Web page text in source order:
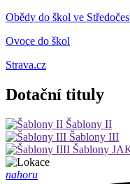
Obědy do škol ve
Ovoce do škol
Strava.cz
Dotační tituly
Šablony II
Šablony III
Šablony
nahoru